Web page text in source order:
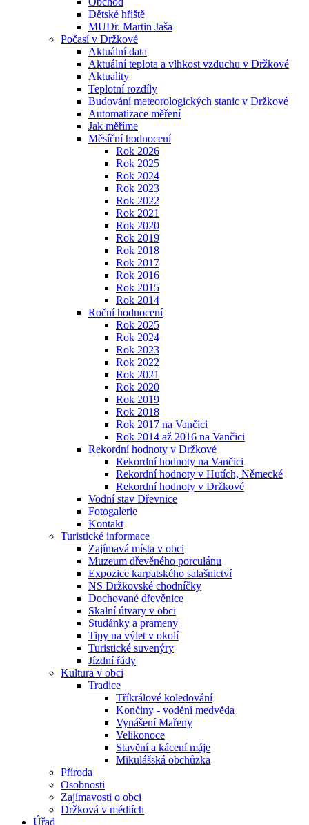
Dětské hřiště
MUDr. Martin Jaša
Počasí v Držkové
Aktuální data
Aktuální teplota a vlhkost vzduchu v Držkové
Aktuality
Teplotní rozdíly
Budování meteorologických stanic v Držkové
Automatizace měření
Jak měříme
Měsíční hodnocení
Rok 2026
Rok 2025
Rok 2024
Rok 2023
Rok 2022
Rok 2021
Rok 2020
Rok 2019
Rok 2018
Rok 2017
Rok 2016
Rok 2015
Rok 2014
Roční hodnocení
Rok 2025
Rok 2024
Rok 2023
Rok 2022
Rok 2021
Rok 2020
Rok 2019
Rok 2018
Rok 2017 na Vančici
Rok 2014 až 2016 na Vančici
Rekordní hodnoty v Držkové
Rekordní hodnoty na Vančici
Rekordní hodnoty v Hutích, Německé
Rekordní hodnoty v Držkové
Vodní stav Dřevnice
Fotogalerie
Kontakt
Turistické informace
Zajímavá místa v obci
Muzeum dřevěného porculánu
Expozice karpatského salašnictví
NS Držkovské chodníčky
Dochované dřevěnice
Skalní útvary v obci
Studánky a prameny
Tipy na výlet v okolí
Turistické suvenýry
Jízdní řády
Kultura v obci
Tradice
Tříkrálové koledování
Končiny - vodění medvěda
Vynášení Mařeny
Velikonoce
Stavění a kácení máje
Mikulášská obchůzka
Příroda
Osobnosti
Zajímavosti o obci
Držková v médiích
Úřad